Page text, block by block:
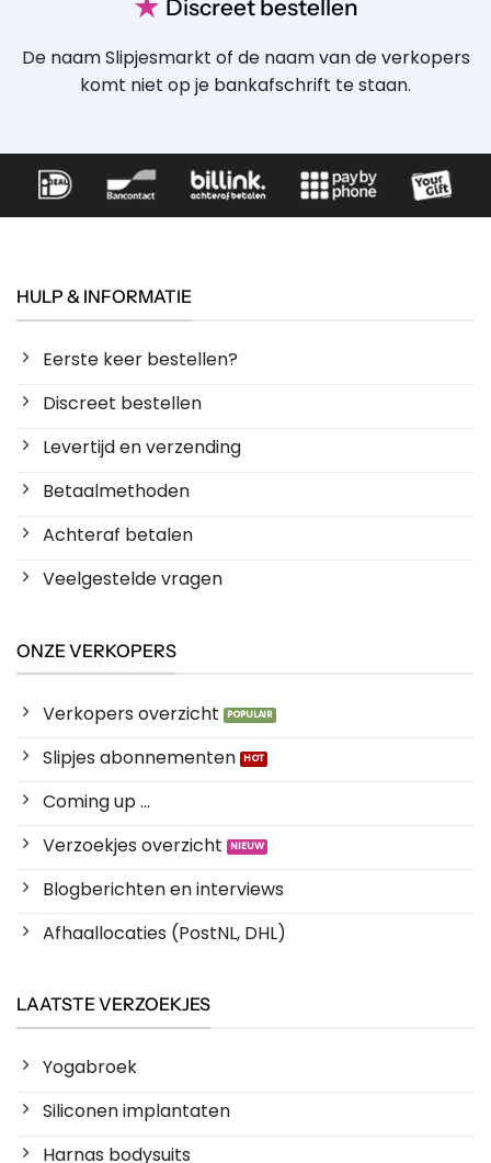
Discreet bestellen
De naam Slipjesmarkt of de naam van de verkopers
komt niet op je bankafschrift te staan.
HULP & INFORMATIE
Eerste keer bestellen?
Discreet bestellen
Levertijd en verzending
Betaalmethoden
Achteraf betalen
Veelgestelde vragen
ONZE VERKOPERS
Verkopers overzicht
Slipjes abonnementen
Coming up ...
Verzoekjes overzicht
Blogberichten en interviews
Afhaallocaties (PostNL, DHL)
LAATSTE VERZOEKJES
Yogabroek
Siliconen implantaten
Harnas bodysuits